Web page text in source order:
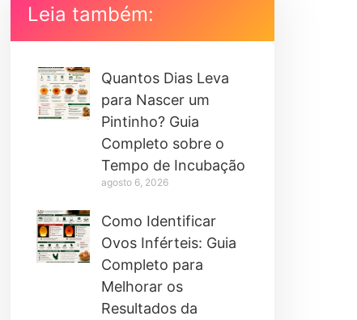
Leia também:
Quantos Dias Leva
para Nascer um
Pintinho? Guia
Completo sobre o
Tempo de Incubação
agosto 6, 2026
Como Identificar
Ovos Inférteis: Guia
Completo para
Melhorar os
Resultados da